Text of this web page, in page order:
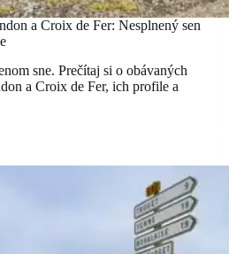
a Croix de Fer: Nesplnený sen
sne. Prečítaj si o obávaných
a Croix de Fer, ich profile a